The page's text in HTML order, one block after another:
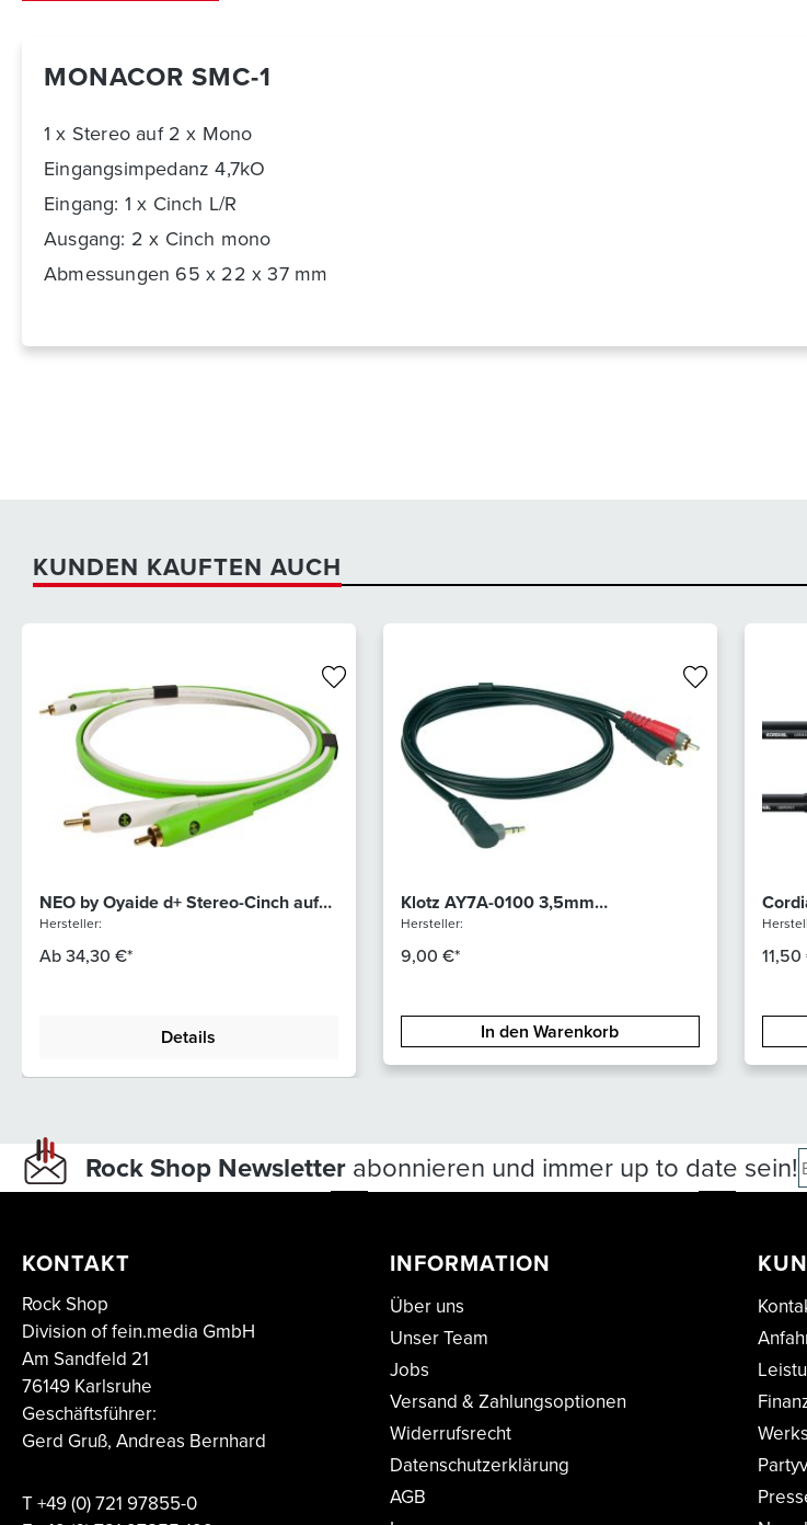
MONACOR SMC-1
1 x Stereo auf 2 x Mono
Eingangsimpedanz 4,7kO
Eingang: 1 x Cinch L/R
Ausgang: 2 x Cinch mono
Abmessungen 65 x 22 x 37 mm
KUNDEN KAUFTEN AUCH
NEO by Oyaide d+ Stereo-Cinch auf
Stereo-Cinch Kabel, 1.0m Länge
Hersteller:
Ab34,30 €*
Details
Klotz AY7A-0100 3,5mm
Miniklinke/2xCinch 1m
Hersteller:
9,00 €*
In den Warenkorb
Rock Shop Newsletter abonnieren und immer up to date sein!
KONTAKT
Rock Shop
Division of fein.media GmbH
Am Sandfeld 21
76149 Karlsruhe
Geschäftsführer:
Gerd Gruß, Andreas Bernhard
T+49 (0) 721 97855-0
INFORMATION
Über uns
Unser Team
Jobs
Versand & Zahlungsoptionen
Widerrufsrecht
Datenschutzerklärung
AGB